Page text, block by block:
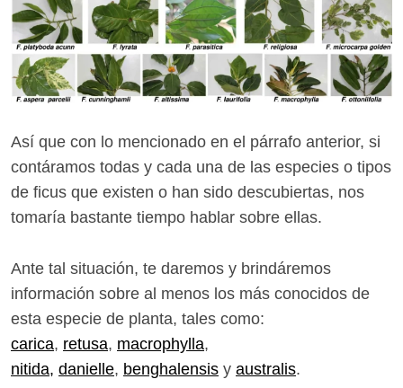
Así que con lo mencionado en el párrafo anterior, si
contáramos todas y cada una de las especies o tipos
de ficus que existen o han sido descubiertas, nos
tomaría bastante tiempo hablar sobre ellas.
Ante tal situación, te daremos y brindáremos
información sobre al menos los más conocidos de
esta especie de planta, tales como:
carica, retusa, macrophylla,
nitida, danielle, benghalensis y australis.